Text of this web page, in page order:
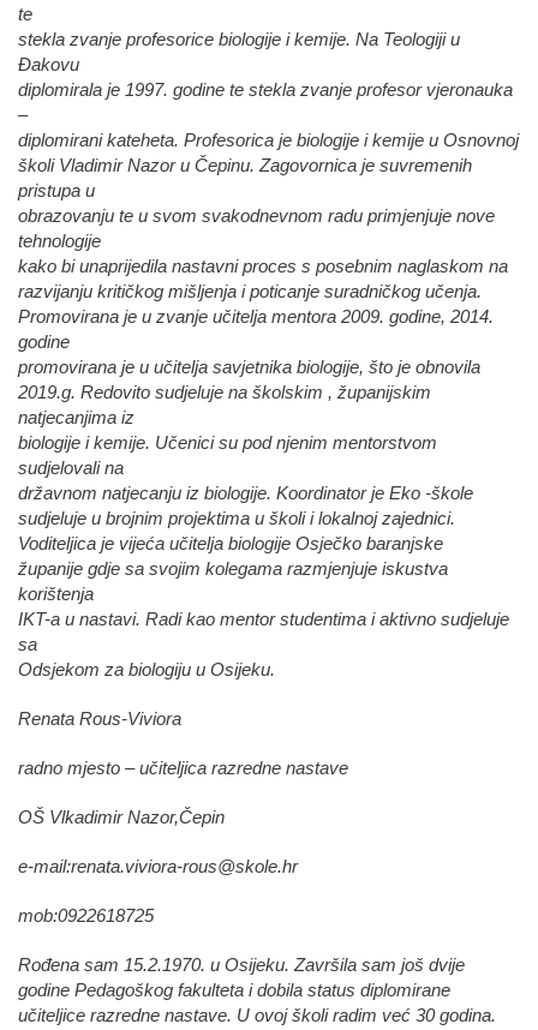
te
stekla zvanje profesorice biologije i kemije. Na Teologiji u
Đakovu
diplomirala je 1997. godine te stekla zvanje profesor vjeronauka
–
diplomirani kateheta. Profesorica je biologije i kemije u Osnovnoj
školi Vladimir Nazor u Čepinu. Zagovornica je suvremenih
pristupa u
obrazovanju te u svom svakodnevnom radu primjenjuje nove
tehnologije
kako bi unaprijedila nastavni proces s posebnim naglaskom na
razvijanju kritičkog mišljenja i poticanje suradničkog učenja.
Promovirana je u zvanje učitelja mentora 2009. godine, 2014.
godine
promovirana je u učitelja savjetnika biologije, što je obnovila
2019.g. Redovito sudjeluje na školskim , županijskim
natjecanjima iz
biologije i kemije. Učenici su pod njenim mentorstvom
sudjelovali na
državnom natjecanju iz biologije. Koordinator je Eko -škole
sudjeluje u brojnim projektima u školi i lokalnoj zajednici.
Voditeljica je vijeća učitelja biologije Osječko baranjske
županije gdje sa svojim kolegama razmjenjuje iskustva
korištenja
IKT-a u nastavi. Radi kao mentor studentima i aktivno sudjeluje
sa
Odsjekom za biologiju u Osijeku.
Renata Rous-Viviora
radno mjesto – učiteljica razredne nastave
OŠ Vlkadimir Nazor,Čepin
e-mail:renata.viviora-rous@skole.hr
mob:0922618725
Rođena sam 15.2.1970. u Osijeku. Završila sam još dvije
godine Pedagoškog fakulteta i dobila status diplomirane
učiteljice razredne nastave. U ovoj školi radim već 30 godina.